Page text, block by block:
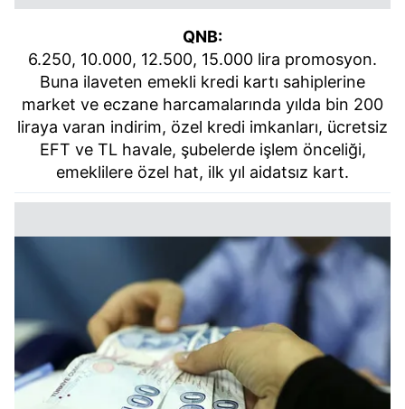
QNB:
6.250, 10.000, 12.500, 15.000 lira promosyon.
Buna ilaveten emekli kredi kartı sahiplerine
market ve eczane harcamalarında yılda bin 200
liraya varan indirim, özel kredi imkanları, ücretsiz
EFT ve TL havale, şubelerde işlem önceliği,
emeklilere özel hat, ilk yıl aidatsız kart.